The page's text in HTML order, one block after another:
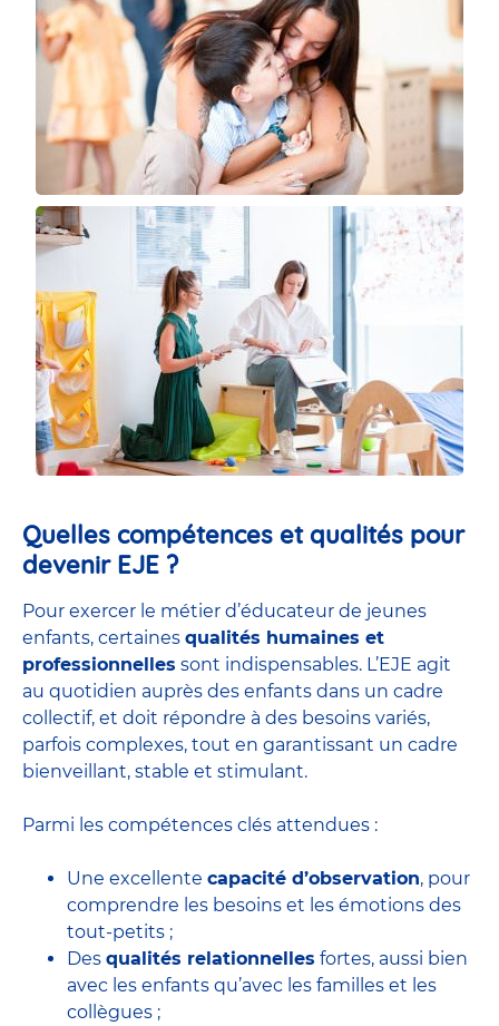
Quelles compétences et qualités pour
devenir EJE ?
Pour exercer le métier d’éducateur de jeunes
enfants, certaines qualités humaines et
professionnelles sont indispensables. L’EJE agit
au quotidien auprès des enfants dans un cadre
collectif, et doit répondre à des besoins variés,
parfois complexes, tout en garantissant un cadre
bienveillant, stable et stimulant.
Parmi les compétences clés attendues :
Une excellente capacité d’observation, pour
comprendre les besoins et les émotions des
tout-petits ;
Des qualités relationnelles fortes, aussi bien
avec les enfants qu’avec les familles et les
collègues ;